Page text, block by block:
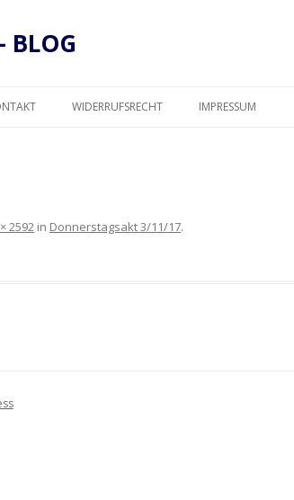
BLOG
Inhalt
WIDERRUFSRECHT IMPRESSUM
2592 in Donnerstagsakt 3/11/17.